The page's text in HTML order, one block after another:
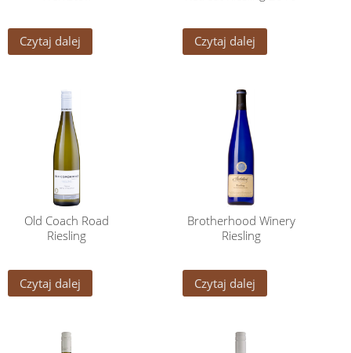
Czytaj dalej Czytaj dalej
Old Coach Road
Riesling
Czytaj dalej
Brotherhood Winery
Riesling
Czytaj dalej